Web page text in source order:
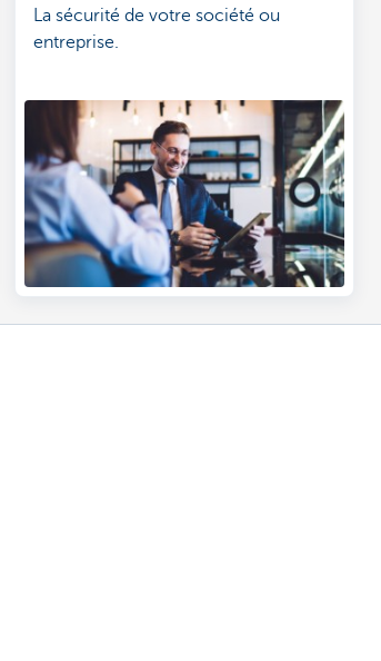
La sécurité de votre société ou
entreprise.